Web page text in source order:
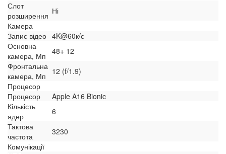
Слот
розширення Ні
Камера
Запис відео 4K@60к/с
Основна
камера, Мп
48+ 12
Фронтальна
камера, Мп
12 (f/1.9)
Процесор
Процесор
Apple A16 Bionic
Кількість
ядер
6
Тактова
частота
3230
Комунікації